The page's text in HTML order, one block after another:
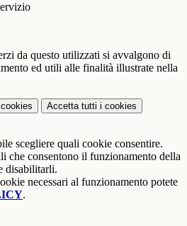
da questo utilizzati si avvalgono di
ed utili alle finalità illustrate nella
Accetta tutti i cookies
scegliere quali cookie consentire.
che consentono il funzionamento della
disabilitarli.
necessari al funzionamento potete
.